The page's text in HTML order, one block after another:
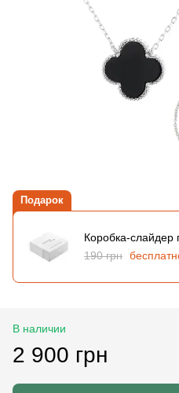
Подарок
Коробка-
190 грн
В наличии
2 900 грн